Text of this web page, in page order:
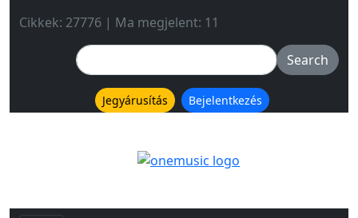
Cikkek: 27776 | Ma megjelent: 11
Jegyárusítás Bejelentkezés